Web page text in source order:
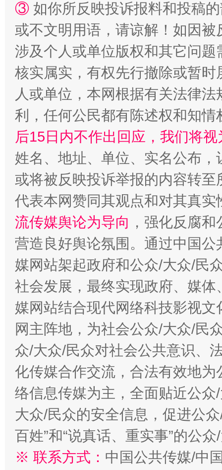
这是一记警钟！
在谋一域中谋全局
今
习近平的博鳌关键词
魏明亮
“刷贴”乱象丛生
生
③ 如你所反映投诉报料和投稿
或不文明用语，请谅解！如因
涉及个人或单位版权和其它问题
核实属实，有权先行撤除或暂
人或单位，本网根据有关法律
利，任何公民都有陈述权和知情
后15日内不作出回应，我们将
姓名、地址、单位、实名公布
或将被反映投诉举报的内容转
代表本网赞同其观点和对其真实
流传媒舆论为导向 ，强化反腐
营造良好舆论氛围。通过中国
媒网站架起政府和公众/大众/民
社会发展，最终实现政府、媒
媒网站结合现代网络科技影视
网主阵地，为社会公众/大众/民
众/大众/民众对社会公共意识、
化传媒合作交流，合法有效地
络信息传媒为主，全面贴近公
大众/民众的安全信息，促进公
百姓”和“说真话、重实事”的公
※ 联系方式： 中国公共传媒/中